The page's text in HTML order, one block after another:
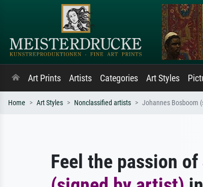
Art Prints Artists Categories Art Styles
Home Art Styles Nonclassified artists Johannes Bosboom
Feel the passion of